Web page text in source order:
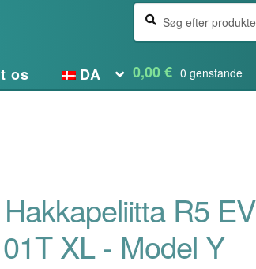
Søg
efter:
Søg
efter
os DA 0,00€ 0 genstande
R5 EV
XL - Model Y